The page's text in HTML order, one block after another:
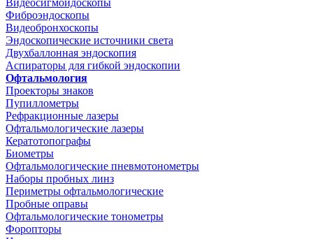
Видеосигмоидоскопы
Фиброэндоскопы
Видеобронхоскопы
Эндоскопические источники света
Двухбаллонная эндоскопия
Аспираторы для гибкой эндоскопии
Офтальмология
Проекторы знаков
Пупиллометры
Рефракционные лазеры
Офтальмологические лазеры
Кератотопографы
Биометры
Офтальмологические пневмотонометры
Наборы пробных линз
Периметры офтальмологические
Пробные оправы
Офтальмологические тонометры
Форопторы